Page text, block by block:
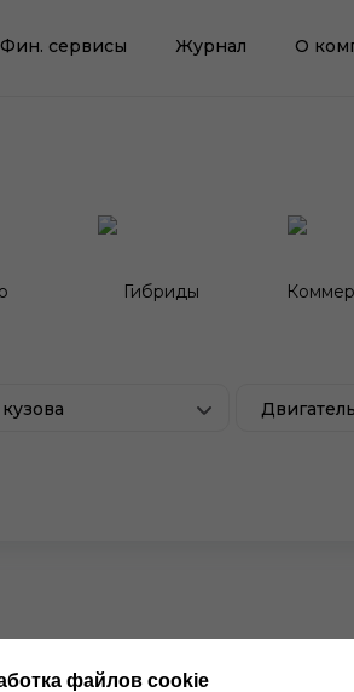
Фин. сервисы Журнал О
Гибриды
Двигатель
файлов cookie